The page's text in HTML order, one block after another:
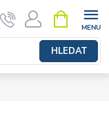
HLEDAT